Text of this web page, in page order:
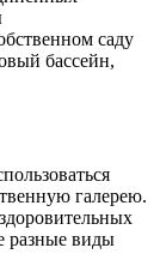
саду
бассейн,
галерею.
разные виды